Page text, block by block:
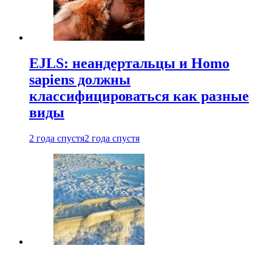
EJLS: неандертальцы и Homo
sapiens должны
классифицироваться как разные
виды
2 года спустя2 года спустя